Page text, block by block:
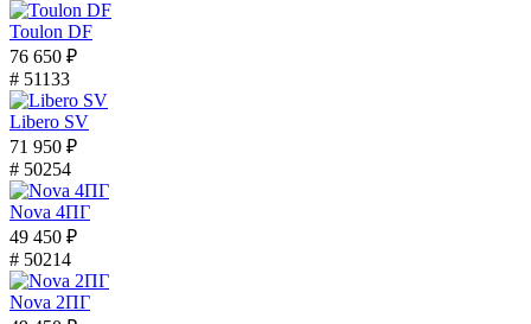
Toulon DF
76 650 ₽
# 51133
Libero SV
71 950 ₽
# 50254
Nova 4ПГ
49 450 ₽
# 50214
Nova 2ПГ